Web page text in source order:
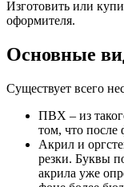
Изготовить или
оформителя.
Основные
Существует всего
ПВХ – из
том, что после
Акрил и
резки. Буквы
акрила уже